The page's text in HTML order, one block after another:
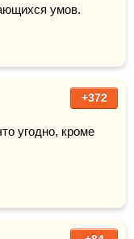
умов.
+372
угодно, кроме